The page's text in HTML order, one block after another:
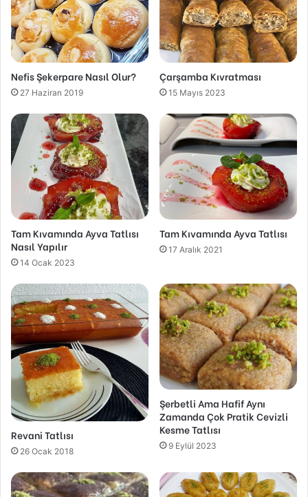
Nefis Şekerpare Nasıl Olur?
27 Haziran 2019
Çarşamba Kıvratması
15 Mayıs 2023
Tam Kıvamında Ayva Tatlısı
Nasıl Yapılır
14 Ocak 2023
Tam Kıvamında Ayva Tatlısı
17 Aralık 2021
Revani Tatlısı
26 Ocak 2018
Şerbetli Ama Hafif Aynı
Zamanda Çok Pratik Cevizli
Kesme Tatlısı
9 Eylül 2023